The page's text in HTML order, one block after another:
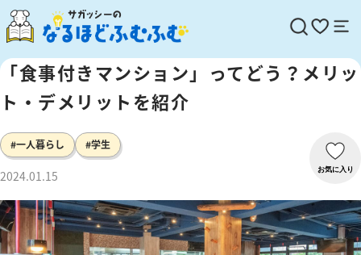
「食事付きマンション」ってどう？メリッ
ト・デメリットを紹介
#一人暮らし #学生
2024.01.15 お気に入り